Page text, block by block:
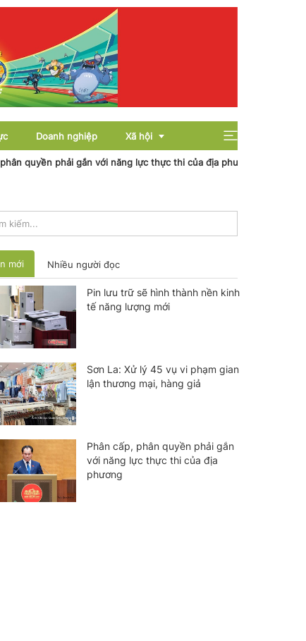
Doanh nghiệp Xã hội
phải gắn với năng lực thực thi của địa phương
mới Nhiều người đọc
Pin lưu trữ sẽ hình thành nền kinh
tế năng lượng mới
Sơn La: Xử lý 45 vụ vi phạm gian
lận thương mại, hàng giả
Phân cấp, phân quyền phải gắn
với năng lực thực thi của địa
phương